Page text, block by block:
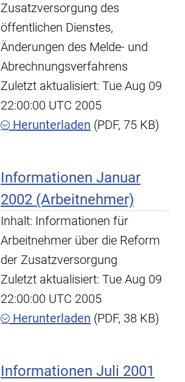
Zusatzversorgung des
öffentlichen Dienstes,
Änderungen des Melde- und
Abrechnungsverfahrens
Zuletzt aktualisiert: Tue Aug 09
22:00:00 UTC 2005
Herunterladen (PDF, 75 KB)
Informationen Januar
2002 (Arbeitnehmer)
Inhalt: Informationen für
Arbeitnehmer über die Reform
der Zusatzversorgung
Zuletzt aktualisiert: Tue Aug 09
22:00:00 UTC 2005
Herunterladen (PDF, 38 KB)
Informationen Juli 2001